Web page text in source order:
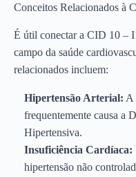
Conceitos Relacionados à
É útil conectar a CID 10 –
campo da saúde
relacionados incluem:
Hipertensão Arterial: A
frequentemente causa a
Hipertensiva.
Insuficiência Cardíaca:
hipertensão não